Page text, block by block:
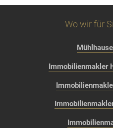
Wo wir für
Immobilienmakler